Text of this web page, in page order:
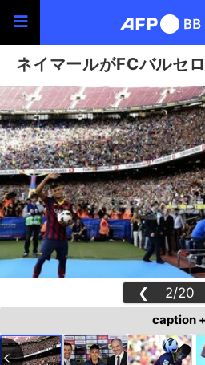
ネイマールがFCバルセ
❮ 2/20
caption +